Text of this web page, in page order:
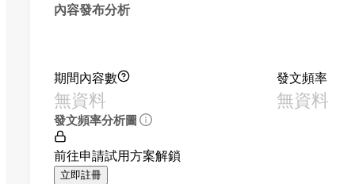
內容發布分析
期間內容數
無資料
發文頻率
無資料
發文頻率分析圖
前往申請試用方案解鎖
立即註冊